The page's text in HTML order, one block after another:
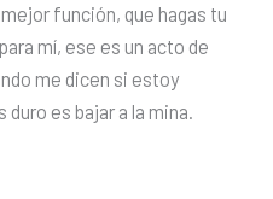
función, que hagas tu
mí, ese es un acto de
me dicen si estoy
es bajar a la mina.